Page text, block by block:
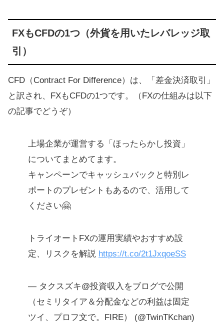
FXもCFDの1つ（外貨を用いたレバレッジ取
引）
CFD（Contract For Difference）は、「差金決済取引」
と訳され、FXもCFDの1つです。（FXの仕組みは以下
の記事でどうぞ）
上場企業が運営する「ほったらかし投資」
についてまとめてます。
キャンペーンでキャッシュバックと特別レ
ポートのプレゼントもあるので、活用して
ください🤗
トライオートFXの運用実績やおすすめ設
定、リスクを解説 https://t.co/2t1JxqoeSS
— タクスズキ@投資収入をブログで公開
（セミリタイア＆分配金などの利益は固定
ツイ、プロフ文で。FIRE） (@TwinTKchan)